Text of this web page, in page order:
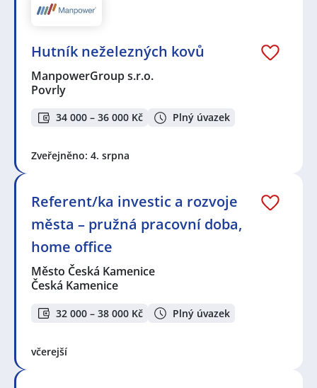
Hutník neželezných kovů
ManpowerGroup s.r.o.
Povrly
34 000 – 36 000 Kč Plný úvazek
Zveřejněno: 4. srpna
Referent/ka investic a rozvoje
města – pružná pracovní doba,
home office
Město Česká Kamenice
Česká Kamenice
32 000 – 38 000 Kč Plný úvazek
včerejší